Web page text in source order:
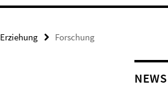
Forschung
NEWS